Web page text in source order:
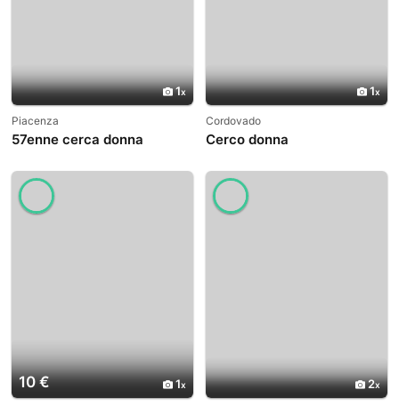
1
Piacenza
57enne cerca donna
1
Cordovado
Cerco donna
10 € 1 2